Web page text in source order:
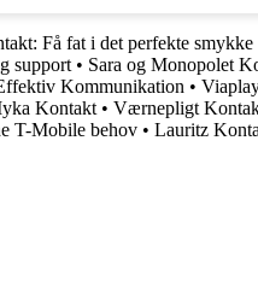
Få fat i det perfekte smykke
support • Sara og Monopolet
Kommunikation •
Kontakt • Værnepligt
T-Mobile behov • Lauritz